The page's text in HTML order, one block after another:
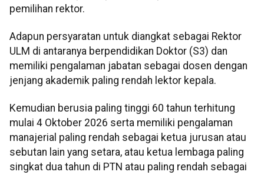
pemilihan rektor.
Adapun persyaratan untuk diangkat sebagai Rektor
ULM di antaranya berpendidikan Doktor (S3) dan
memiliki pengalaman jabatan sebagai dosen dengan
jenjang akademik paling rendah lektor kepala.
Kemudian berusia paling tinggi 60 tahun terhitung
mulai 4 Oktober 2026 serta memiliki pengalaman
manajerial paling rendah sebagai ketua jurusan atau
sebutan lain yang setara, atau ketua lembaga paling
singkat dua tahun di PTN atau paling rendah sebagai